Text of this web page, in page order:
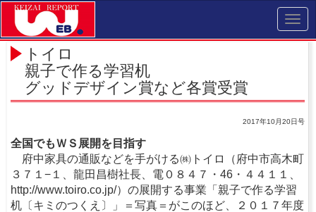
トイロ
親子で作る学習机
グッドデザイン賞など各賞受賞
2017年10月20日号
全国でもＷＳ展開を目指す
府中家具の通販などを手がける㈱トイロ（府中市高木町
３７１−１、龍田昌樹社長、電０８４７・46・４４１１、
http://www.toiro.co.jp/）の展開する事業「親子で作る学習
机〔キミのつくえ〕」＝写真＝がこのほど、２０１７年度